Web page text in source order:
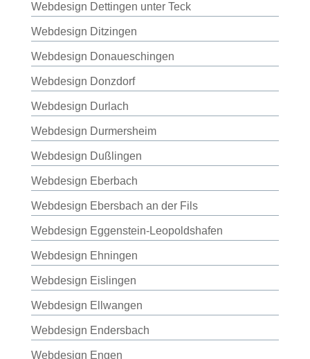
Webdesign Dettingen unter Teck
Webdesign Ditzingen
Webdesign Donaueschingen
Webdesign Donzdorf
Webdesign Durlach
Webdesign Durmersheim
Webdesign Dußlingen
Webdesign Eberbach
Webdesign Ebersbach an der Fils
Webdesign Eggenstein-Leopoldshafen
Webdesign Ehningen
Webdesign Eislingen
Webdesign Ellwangen
Webdesign Endersbach
Webdesign Engen